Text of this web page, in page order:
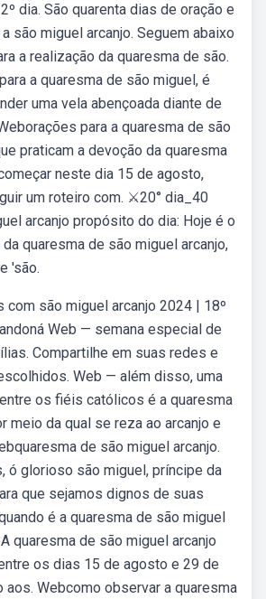
dia. São quarenta dias de oração e
são miguel arcanjo. Seguem abaixo
a realização da quaresma de são.
a quaresma de são miguel, é
uma vela abençoada diante de
para a quaresma de são
praticam a devoção da quaresma
neste dia 15 de agosto,
um roteiro com. ️⚔️20° dia_40
arcanjo propósito do dia: Hoje é o
quaresma de são miguel arcanjo,
'são.
com são miguel arcanjo 2024 | 18º
Web — semana especial de
Compartilhe em suas redes e
Web — além disso, uma
os fiéis católicos é a quaresma
meio da qual se reza ao arcanjo e
de são miguel arcanjo.
ó glorioso são miguel, príncipe da
que sejamos dignos de suas
é a quaresma de são miguel
quaresma de são miguel arcanjo
os dias 15 de agosto e 29 de
Webcomo observar a quaresma